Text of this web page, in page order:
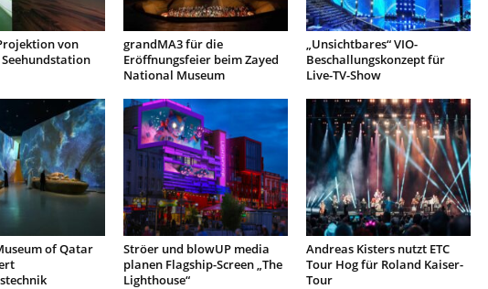
von
grandMA3 für die
Eröffnungsfeier beim Zayed
National Museum
„Unsichtbares“ VIO-
Beschallungskonzept für
Live-TV-Show
of Qatar
Ströer und blowUP media
planen Flagship-Screen „The
Lighthouse“
Andreas Kisters nutzt ETC
Tour Hog für Roland Kaiser-
Tour